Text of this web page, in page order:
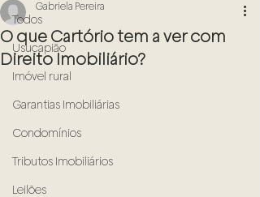
Todos
Usucapião
Imóvel rural
Garantias Imobiliárias
Condomínios
Tributos Imobiliários
Leilões
O que Cartório tem a ver com
Direito Imobiliário?
Gabriela Pereira